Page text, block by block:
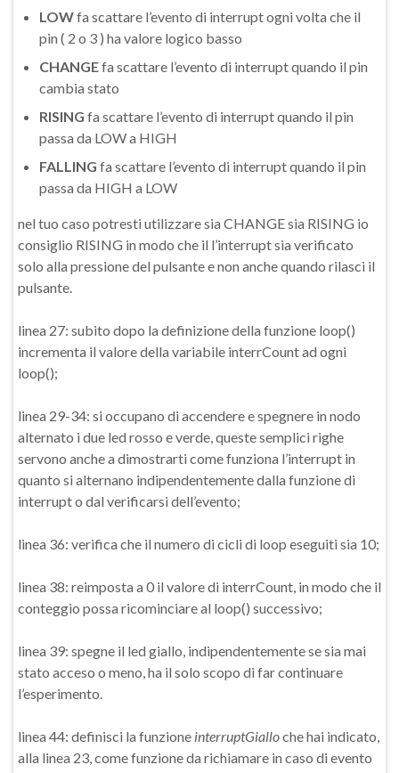
LOWfa scattare l’evento di interrupt ogni volta che il
pin ( 2 o 3 ) ha valore logico basso
CHANGEfa scattare l’evento di interrupt quando il pin
cambia stato
RISING fa scattare l’evento di interrupt quando il pin
passa da LOW a HIGH
FALLING fa scattare l’evento di interrupt quando il pin
passa da HIGH a LOW
nel tuo caso potresti utilizzare sia CHANGE sia RISING io
consiglio RISING in modo che il l’interrupt sia verificato
solo alla pressione del pulsante e non anche quando rilasci il
pulsante.
linea 27: subito dopo la definizione della funzione loop()
incrementa il valore della variabile interrCount ad ogni
loop();
linea 29-34: si occupano di accendere e spegnere in nodo
alternato i due led rosso e verde, queste semplici righe
servono anche a dimostrarti come funziona l’interrupt in
quanto si alternano indipendentemente dalla funzione di
interrupt o dal verificarsi dell’evento;
linea 36: verifica che il numero di cicli di loop eseguiti sia 10;
linea 38: reimposta a 0 il valore di interrCount, in modo che il
conteggio possa ricominciare al loop() successivo;
linea 39: spegne il led giallo, indipendentemente se sia mai
stato acceso o meno, ha il solo scopo di far continuare
l’esperimento.
linea 44: definisci la funzione interruptGialloche hai indicato,
alla linea 23, come funzione da richiamare in caso di evento